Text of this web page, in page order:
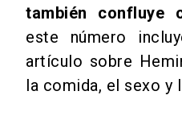
también confluye
este número
artículo sobre
la comida, el sexo y